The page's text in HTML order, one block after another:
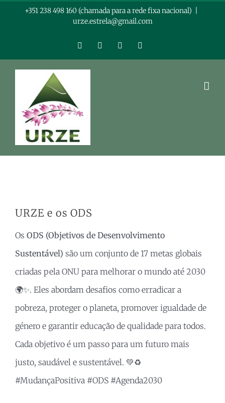
+351 238 498 160 (chamada para a rede fixa nacional)
urze.estrela@gmail.com
FacebookInstagramLinkedIn
URZE e os ODS
Os ODS (Objetivos de Desenvolvimento
Sustentável) são um conjunto de 17 metas globais
criadas pela ONU para melhorar o mundo até 2030
🌍✨. Eles abordam desafios como erradicar a
pobreza, proteger o planeta, promover igualdade de
género e garantir educação de qualidade para todos.
Cada objetivo é um passo para um futuro mais
justo, saudável e sustentável. 💚♻️
#MudançaPositiva #ODS #Agenda2030